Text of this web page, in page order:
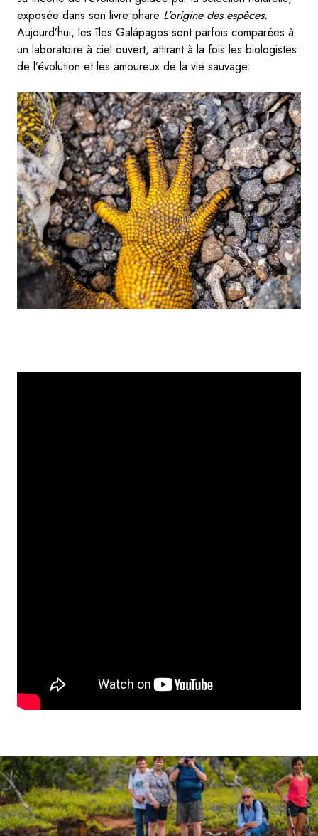
exposée dans son livre phare L’origine des espèces.
Aujourd’hui, les îles Galápagos sont parfois comparées à
un laboratoire à ciel ouvert, attirant à la fois les biologistes
de l’évolution et les amoureux de la vie sauvage.